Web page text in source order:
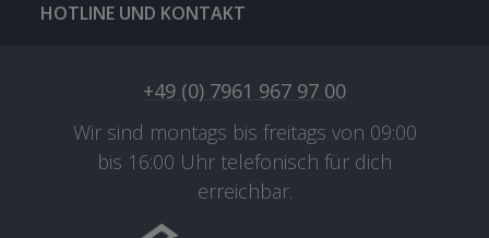
HOTLINE UND KONTAKT
+49 (0) 7961 967 97 00
Wir sind montags bis freitags von 09:00
bis 16:00 Uhr telefonisch für dich
erreichbar.